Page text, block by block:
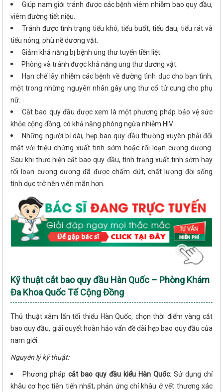
Giúp nam giới tránh được các bệnh viêm nhiễm bao quy đầu,
viêm đường tiết niệu.
Tránh được tình trạng tiểu khó, tiểu buốt, tiểu đau, tiểu rát và
tiểu nóng, phù nề dương vật.
Giảm khả năng bị bệnh ung thư tuyến tiền liệt.
Phòng và tránh được khả năng ung thư dương vật.
Hạn chế lây nhiễm các bệnh về đường tình dục cho bạn tình,
một trong những nguyên nhân gây ung thư cổ tử cung cho phụ
nữ.
Cắt bao quy đầu được xem là một phương pháp bảo vệ sức
khỏe cộng đồng, có khả năng phòng ngừa nhiễm HIV.
Những người bị dài, hẹp bao quy đầu thường xuyên phải đối
mặt với triệu chứng xuất tinh sớm hoặc rối loạn cương dương.
Sau khi thực hiện cắt bao quy đầu, tình trạng xuất tinh sớm hay
rối loạn cương dương đã được chấm dứt, chất lượng đời sống
tình dục trở nên viên mãn hơn.
Kỹ thuật cắt bao quy đầu Hàn Quốc – Phòng Khám
Đa Khoa Quốc Tế Cộng Đồng
Thủ thuật xâm lấn tối thiểu Hàn Quốc, chọn thời điểm vàng cắt
bao quy đầu, giải quyết hoàn hảo vấn đề dài hẹp bao quy đầu của
nam giới.
Nguyên lý kỹ thuật:
Phương pháp cắt bao quy đầu kiểu Hàn Quốc: Sử dụng chỉ
khâu cơ học tiên tiến nhất, phản ứng chỉ khâu ở vết thương xác